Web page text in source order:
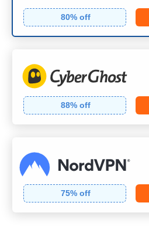
80% off
88% off
75% off